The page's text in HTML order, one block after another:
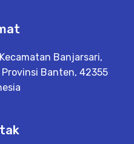
Banjarsari,
Banten, 42355